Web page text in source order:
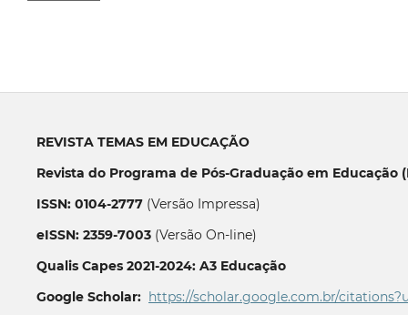
REVISTA TEMAS EM EDUCAÇÃO
Revista do Programa de Pós-Graduação em Educação
ISSN: 0104-2777(Versão Impressa)
eISSN: 2359-7003(Versão On-line)
Qualis Capes 2021-2024: A3 Educação
Google Scholar: https://scholar.google.com.br/